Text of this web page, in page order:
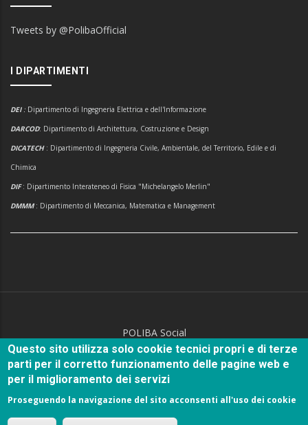
Tweets by @PolibaOfficial
I DIPARTIMENTI
DEI : Dipartimento di Ingegneria Elettrica e dell'Informazione
DARCOD: Dipartimento di Architettura, Costruzione e Design
DICATECH : Dipartimento di Ingegneria Civile, Ambientale, del Territorio, Edile e di
Chimica
DIF: Dipartimento Interateneo di Fisica "Michelangelo Merlin"
DMMM: Dipartimento di Meccanica, Matematica e Management
POLIBA Social
Questo sito utilizza solo cookie tecnici propri e di terze
parti per il corretto funzionamento delle pagine web e
per il miglioramento dei servizi
Proseguendo la navigazione del sito acconsenti all'uso dei cookie